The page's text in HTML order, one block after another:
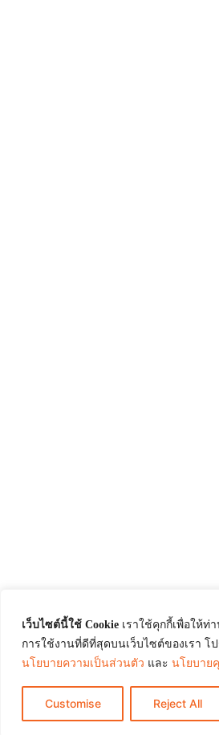
เว็บไซต์นี้ใช้ Cookie เราใช้คุกกี้เพื่อให้
การใช้งานที่ดีที่สุดบนเว็บไซต์ของเรา โ
นโยบายความเป็นส่วนตัว และ นโยบาย
Customise Reject All